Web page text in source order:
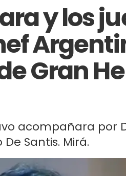
y los
Gran
acompañara por
Santis. Mirá.